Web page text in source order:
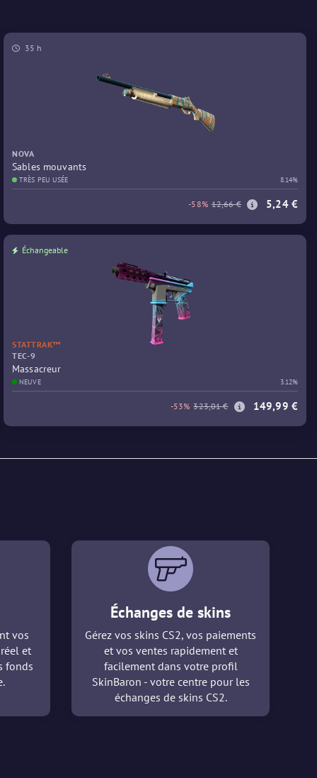
35 h
NOVA
Sables mouvants
TRÈS PEU USÉE 8.14%
-58% 12,66 € 5,24 €
Échangeable
STATTRAK™
TEC-9
Massacreur
NEUVE 3.12%
-53% 323,01 € 149,99 €
vos
et
fonds
Échanges de skins
Gérez vos skins CS2, vos paiements
et vos ventes rapidement et
facilement dans votre profil
SkinBaron - votre centre pour les
échanges de skins CS2.